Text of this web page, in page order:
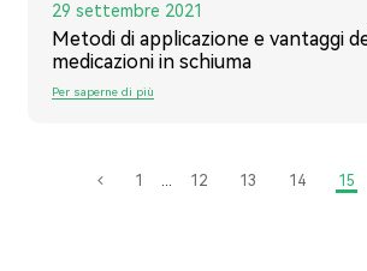
29 settembre 2021
Metodi di applicazione e vantaggi
medicazioni in schiuma
Per saperne di più
1 12 13 14 15